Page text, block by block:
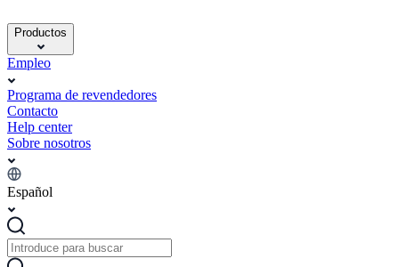
Productos
Empleo
Programa de revendedores
Contacto
Help center
Sobre nosotros
Español